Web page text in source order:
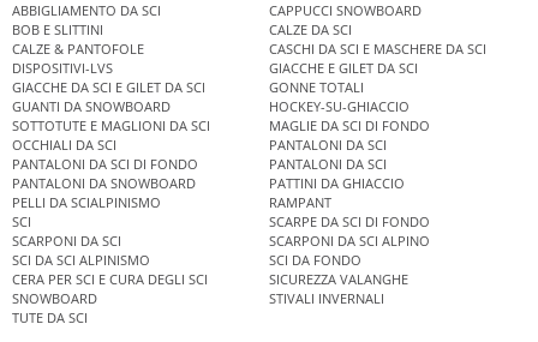
ABBIGLIAMENTO DA SCI
CAPPUCCI SNOWBOARD
BOB E SLITTINI
CALZE DA SCI
CALZE & PANTOFOLE
CASCHI DA SCI E MASCHERE DA SCI
DISPOSITIVI-LVS
GIACCHE E GILET DA SCI
GIACCHE DA SCI E GILET DA SCI
GONNE TOTALI
GUANTI DA SNOWBOARD
HOCKEY-SU-GHIACCIO
SOTTOTUTE E MAGLIONI DA SCI
MAGLIE DA SCI DI FONDO
OCCHIALI DA SCI
PANTALONI DA SCI
PANTALONI DA SCI DI FONDO
PANTALONI DA SCI
PANTALONI DA SNOWBOARD
PATTINI DA GHIACCIO
PELLI DA SCIALPINISMO
RAMPANT
SCI
SCARPE DA SCI DI FONDO
SCARPONI DA SCI
SCARPONI DA SCI ALPINO
SCI DA SCI ALPINISMO
SCI DA FONDO
CERA PER SCI E CURA DEGLI SCI
SICUREZZA VALANGHE
SNOWBOARD
STIVALI INVERNALI
TUTE DA SCI